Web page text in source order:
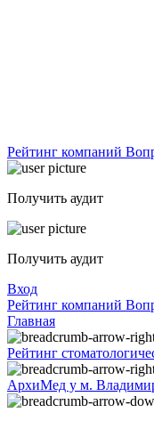
Рейтинг компаний
Получить аудит
Получить аудит
Вход
Рейтинг компаний
Главная
Рейтинг
АрхиМед у м.